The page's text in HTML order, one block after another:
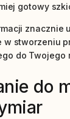
miej gotowy
znacznie
w stworzeniu
do Twojego
do